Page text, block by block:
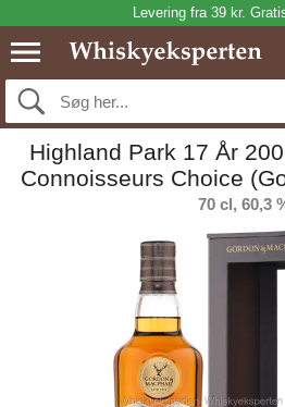
Levering fra 39 kr.
Highland Park 17 År
Connoisseurs Choice
70 cl, 60,3